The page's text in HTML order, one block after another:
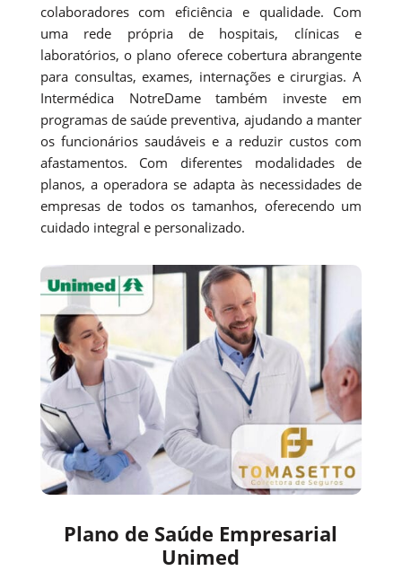
colaboradores com eficiência e qualidade. Com
uma rede própria de hospitais, clínicas e
laboratórios, o plano oferece cobertura abrangente
para consultas, exames, internações e cirurgias. A
Intermédica NotreDame também investe em
programas de saúde preventiva, ajudando a manter
os funcionários saudáveis e a reduzir custos com
afastamentos. Com diferentes modalidades de
planos, a operadora se adapta às necessidades de
empresas de todos os tamanhos, oferecendo um
cuidado integral e personalizado.
Plano de Saúde Empresarial
Unimed